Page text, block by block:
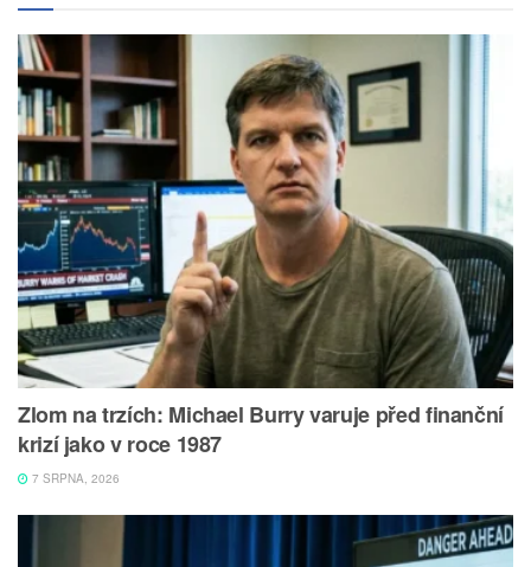
Zlom na trzích: Michael Burry varuje před finanční
krizí jako v roce 1987
7 SRPNA, 2026